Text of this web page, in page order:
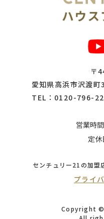
〒
愛知県高浜市沢渡
TEL： 0120-796-
営業時
定休
センチュリー21の加盟
プライ
Copyright